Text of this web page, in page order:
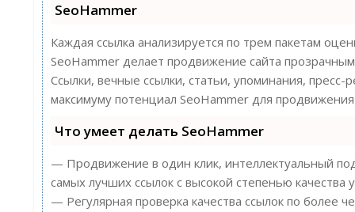
SeoHammer
Каждая ссылка анализируется по трем пакетам
SeoHammer делает продвижение сайта
Ссылки, вечные ссылки, статьи, упоминания, пресс-
максимуму потенциал SeoHammer для
Что умеет делать SeoHammer
— Продвижение в один клик, интеллектуальный
самых лучших ссылок с высокой степенью качества
— Регулярная проверка качества ссылок по более